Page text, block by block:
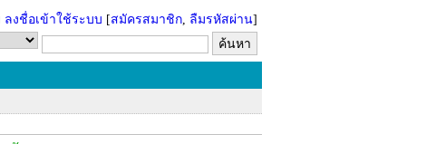
ลงชื่อเข้าใช้ระบบ [สมัครสมาชิก, ลืมรหัสผ่าน]